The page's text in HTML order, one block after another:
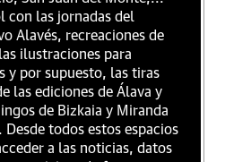
con las jornadas del
Alavés, recreaciones de
ilustraciones para
y por supuesto, las tiras
las ediciones de Álava y
de Bizkaia y Miranda
Desde todos estos espacios
a las noticias, datos